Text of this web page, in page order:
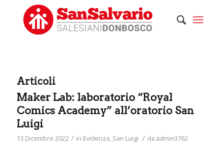
Articoli
Maker Lab: laboratorio “Royal
Comics Academy” all’oratorio San
Luigi
13 Dicembre 2022 / in Evidenza, San Luigi / da admin3762